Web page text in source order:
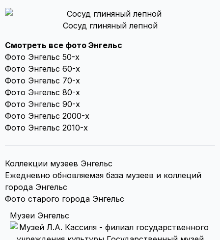
Сосуд глиняный лепной
Смотреть все фото Энгельс
Фото Энгельс 50-х
Фото Энгельс 60-х
Фото Энгельс 70-х
Фото Энгельс 80-х
Фото Энгельс 90-х
Фото Энгельс 2000-х
Фото Энгельс 2010-х
Коллекции музеев Энгельс
Ежедневно обновляемая база музеев и коллеций
города Энгельс
Фото старого города Энгельс
Музеи Энгельс